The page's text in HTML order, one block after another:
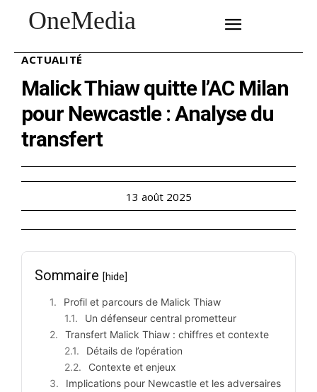
OneMedia
ACTUALITÉ
Malick Thiaw quitte l’AC Milan
pour Newcastle : Analyse du
transfert
13 août 2025
Sommaire [hide]
Profil et parcours de Malick Thiaw
Un défenseur central prometteur
Transfert Malick Thiaw : chiffres et contexte
Détails de l’opération
Contexte et enjeux
Implications pour Newcastle et les adversaires